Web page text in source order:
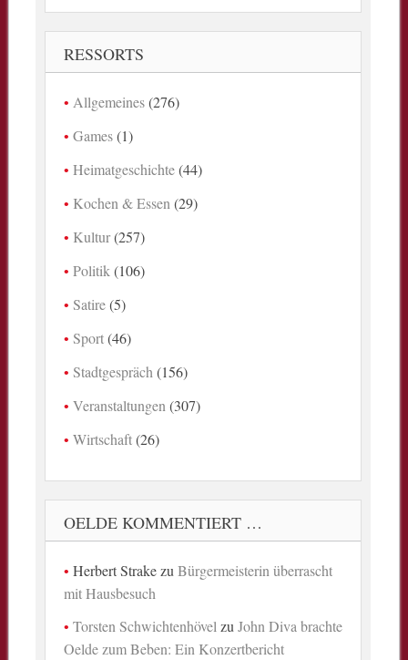
RESSORTS
Allgemeines(276)
Games(1)
Heimatgeschichte(44)
Kochen & Essen (29)
Kultur(257)
Politik (106)
Satire(5)
Sport(46)
Stadtgespräch (156)
Veranstaltungen (307)
Wirtschaft(26)
OELDE KOMMENTIERT …
Herbert StrakezuBürgermeisterin überrascht
mit Hausbesuch
Torsten Schwichtenhövel zuJohn Diva brachte
Oelde zum Beben: Ein Konzertbericht